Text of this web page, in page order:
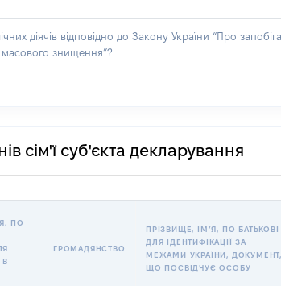
діячів відповідно до Закону України “Про
знищення”?
сім'ї суб'єкта декларування
ПО
В
ГРОМАДЯНСТВО
ПРІЗВИЩЕ, ІМʼЯ, ПО БАТЬКОВІ
ДЛЯ ІДЕНТИФІКАЦІЇ ЗА
МЕЖАМИ УКРАЇНИ, ДОКУМЕНТ,
ЩО ПОСВІДЧУЄ ОСОБУ